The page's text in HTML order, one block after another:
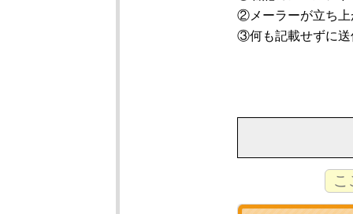
②メーラーが立ち上
③何も記載せずに送